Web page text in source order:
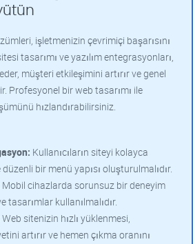
işletmenizin çevrimiçi başarısını
tasarımı ve yazılım entegrasyonları,
müşteri etkileşimini artırır ve genel
Profesyonel bir web tasarımı ile
hızlandırabilirsiniz.
Kullanıcıların siteyi kolayca
bir menü yapısı oluşturulmalıdır.
Mobil cihazlarda sorunsuz bir deneyim
kullanılmalıdır.
Web sitenizin hızlı yüklenmesi,
artırır ve hemen çıkma oranını